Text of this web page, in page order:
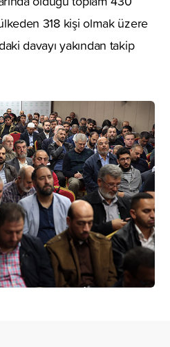
318 kişi olmak üzere
davayı yakından takip